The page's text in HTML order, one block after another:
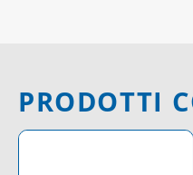
PRODOTTI